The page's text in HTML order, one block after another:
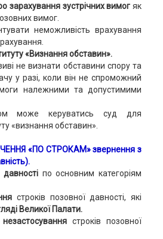
зарахування зустрічних вимогяк
вимог.
неможливість врахування
«Визнання обставин».
не визнати обставини спору та
у разі, коли він не спроможний
належними та допустимими
може керуватись суд для
«визнання обставин».
«ПО СТРОКАМ» звернення з
по основним категоріям
строків позовної давності, які
Великої Палати.
строків позовної